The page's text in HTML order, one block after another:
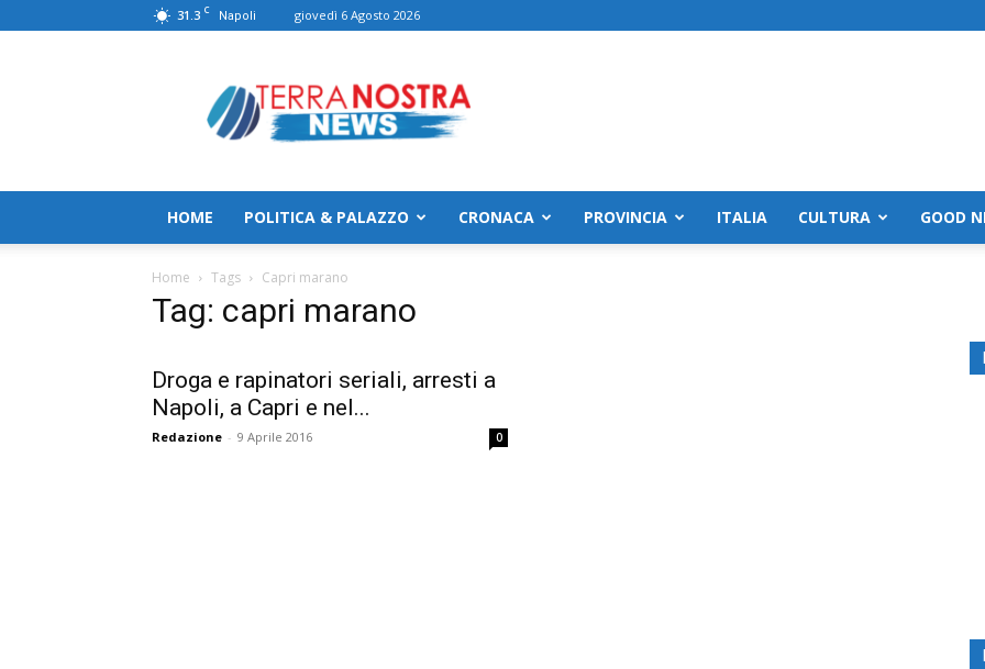
31.3 C Napoli giovedì 6 Agosto 2026
HOME POLITICA & PALAZZO CRONACA PROVINCIA ITALIA CULTURA GOOD
Home Tags Capri marano
Tag: capri marano
Droga e rapinatori seriali, arresti a
Napoli, a Capri e nel...
Redazione - 9 Aprile 2016 0